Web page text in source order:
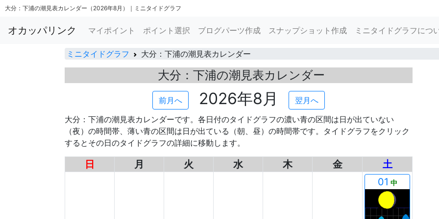
大分：下浦の潮見表カレンダー（2026年8月）｜ミニタイドグラフ
オカッパリンク マイポイント ポイント選択 ブログパーツ作成 スナップショット作成 ミニタイドグラフにつ
ミニタイドグラフ 大分：下浦の潮見表カレンダー
大分：下浦の潮見表カレンダー
前月へ 2026年8月
翌月へ
大分：下浦の潮見表カレンダーです。各日付のタイドグラフの濃い青の区間は日が出ていない
（夜）の時間帯、薄い青の区間は日が出ている（朝、昼）の時間帯です。タイドグラフをクリック
するとその日のタイドグラフの詳細に移動します。
日 月 火 水 木 金 土
01 中